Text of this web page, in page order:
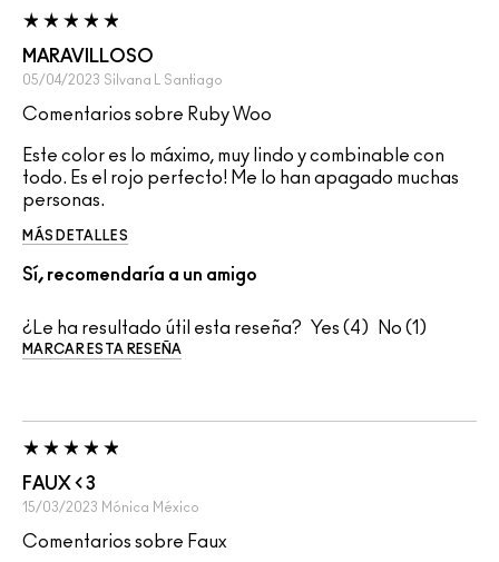
MARAVILLOSO
05/04/2023 Silvana L Santiago
Comentarios sobre Ruby Woo
Este color es lo máximo, muy lindo y combinable con
todo. Es el rojo perfecto! Me lo han apagado muchas
personas.
MÁS DETALLES
Sí, recomendaría a un amigo
¿Le ha resultado útil esta reseña? 4 1
MARCAR ESTA RESEÑA
FAUX < 3
15/03/2023 Mónica México
Comentarios sobre Faux